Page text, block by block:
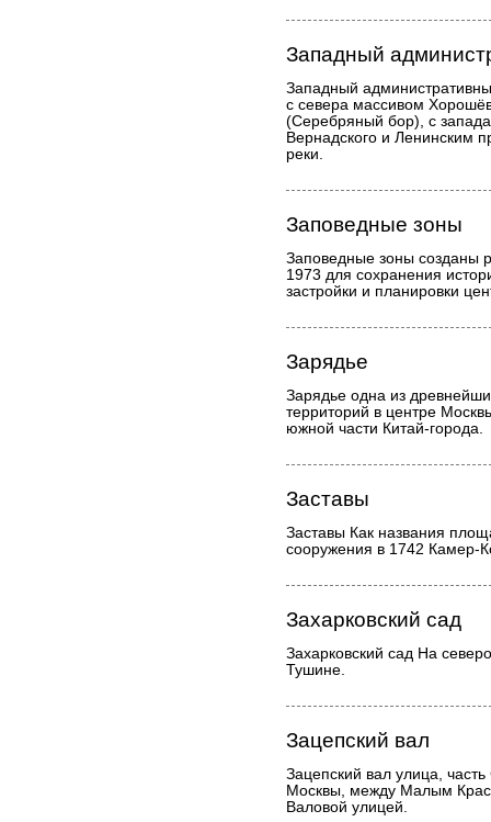
Западный
Западный
с севера массивом
(Серебряный бор), с
Вернадского и Ленинским
реки.
Заповедные зоны
Заповедные зоны созданы
1973 для сохранения
застройки и планировки
Зарядье
Зарядье одна из
территорий в центре
южной части Китай-города.
Заставы
Заставы Как названия
сооружения в 1742 Камер-
Захарковский сад
Захарковский сад На
Тушине.
Зацепский вал
Зацепский вал улица,
Москвы, между Малым
Валовой улицей.